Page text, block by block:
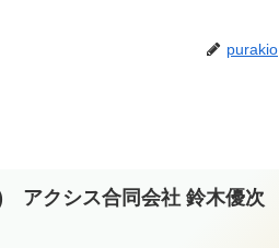
purakio
クシス合同会社 鈴木優次